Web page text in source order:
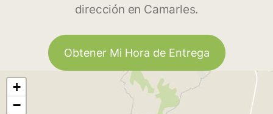
dirección en Camarles.
Obtener Mi Hora de Entrega
+
−